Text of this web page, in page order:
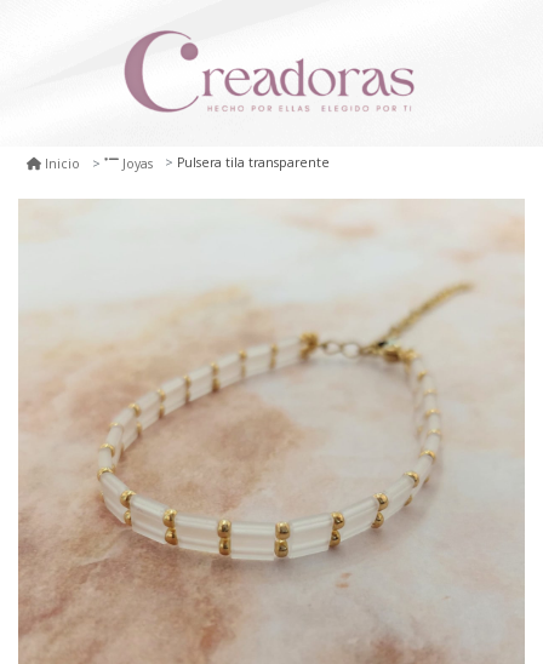
Inicio Joyas Pulsera tila transparente